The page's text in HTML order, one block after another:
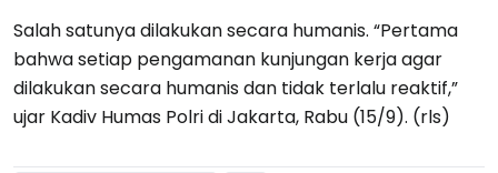
Salah satunya dilakukan secara humanis. “Pertama
bahwa setiap pengamanan kunjungan kerja agar
dilakukan secara humanis dan tidak terlalu reaktif,”
ujar Kadiv Humas Polri di Jakarta, Rabu (15/9). (rls)